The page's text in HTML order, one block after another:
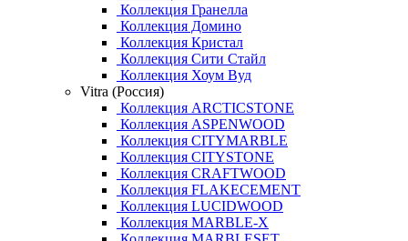
Коллекция Гранелла
Коллекция Домино
Коллекция Кристал
Коллекция Сити Стайл
Коллекция Хоум Вуд
Vitra (Россия)
Коллекция ARCTICSTONE
Коллекция ASPENWOOD
Коллекция CITYMARBLE
Коллекция CITYSTONE
Коллекция CRAFTWOOD
Коллекция FLAKECEMENT
Коллекция LUCIDWOOD
Коллекция MARBLE-X